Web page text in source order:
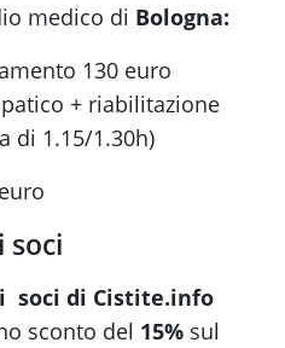
medico di Bologna:
130 euro
+ riabilitazione
di 1.15/1.30h)
soci
i soci di Cistite.info
sconto del 15% sul